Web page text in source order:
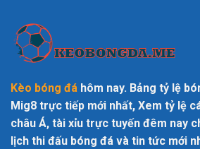
Kèo bóng đá hôm nay. Bảng tỷ lệ
Mig8 trực tiếp mới nhất, Xem tỷ lệ
châu Á, tài xỉu trực tuyến đêm nay
lịch thi đấu bóng đá và tin tức mới